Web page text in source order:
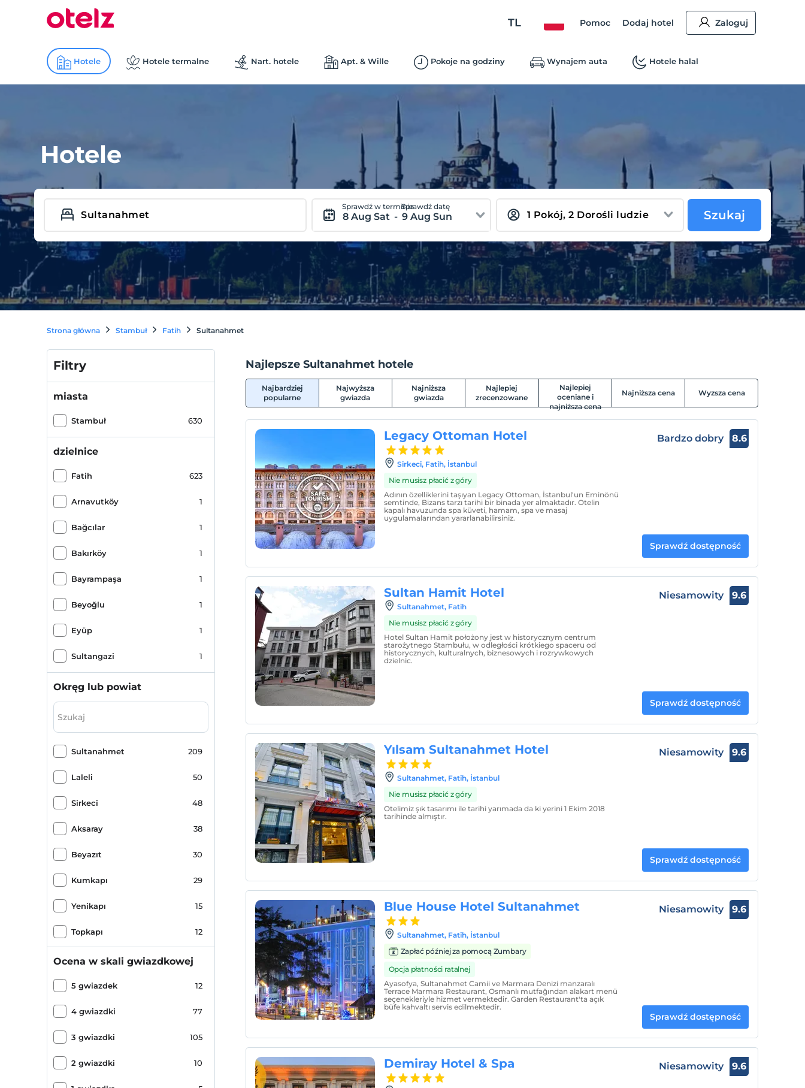
TL Pomoc Dodaj hotel Zaloguj
Hotele Hotele termalne Nart. hotele Apt. & Wille Pokoje na godziny Wynajem auta Hotele halal
Hotele
Sprawdź w terminie
8 Aug Sat -
Sprawdź datę
9 Aug Sun Szukaj
Strona główna Stambuł Fatih Sultanahmet
Filtry
miasta
Stambuł 630
dzielnice
Fatih 623
Arnavutköy 1
Bağcılar 1
Bakırköy 1
Bayrampaşa 1
Beyoğlu 1
Eyüp 1
Sultangazi 1
Okręg lub powiat
Sultanahmet 209
Laleli 50
Sirkeci 48
Aksaray 38
Beyazıt 30
Kumkapı 29
Yenikapı 15
Topkapı 12
Merkez
Fındıkzade 8
Balat 7
Zeyrek 7
Eminönü 6
Ocena w skali gwiazdkowej
5 gwiazdek 12
4 gwiazdki 77
3 gwiazdki 105
2 gwiazdki 10
Najlepsze Sultanahmet hotele
Najbardziej
popularne
Najwyższa
gwiazda
Najniższa
gwiazda
Najlepiej
zrecenzowane
Najlepiej
oceniane i
najniższa cena
Najniższa cena Wyzsza cena
Legacy Ottoman Hotel
Sirkeci, Fatih, İstanbul
Nie musisz płacić z góry
Adının özelliklerini taşıyan Legacy Ottoman, İstanbul'un Eminönü
semtinde, Bizans tarzı tarihi bir binada yer almaktadır. Otelin
kapalı havuzunda spa küveti, hamam, spa ve masaj
uygulamalarından yararlanabilirsiniz.
Bardzo dobry 8.6
Sprawdź dostępność
Sultan Hamit Hotel
Sultanahmet, Fatih
Nie musisz płacić z góry
Hotel Sultan Hamit położony jest w historycznym centrum
starożytnego Stambułu, w odległości krótkiego spaceru od
historycznych, kulturalnych, biznesowych i rozrywkowych
dzielnic.
Niesamowity 9.6
Sprawdź dostępność
Yılsam Sultanahmet Hotel
Sultanahmet, Fatih, İstanbul
Nie musisz płacić z góry
Otelimiz şık tasarımı ile tarihi yarımada da ki yerini 1 Ekim 2018
tarihinde almıştır.
Niesamowity 9.6
Sprawdź dostępność
Blue House Hotel Sultanahmet
Sultanahmet, Fatih, İstanbul
Zapłać później za pomocą Zumbary
Opcja płatności ratalnej
Ayasofya, Sultanahmet Camii ve Marmara Denizi manzaralı
Terrace Marmara Restaurant, Osmanlı mutfağından alakart menü
seçenekleriyle hizmet vermektedir. Garden Restaurant'ta açık
büfe kahvaltı servis edilmektedir.
Niesamowity 9.6
Sprawdź dostępność
Demiray Hotel & Spa Niesamowity 9.6